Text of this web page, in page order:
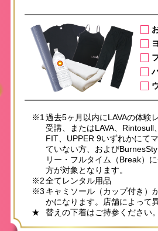
※1過去5ヶ月以内にLAVAの体験
受講、またはLAVA、Rintosull
FIT、UPPER 9いずれかにて
ていない方、および
リー・フルタイム（Break）
方が対象となります。
※2全てレンタル用品
※3 キャミソール（カップ付き）
かになります。店舗によって
★
替えの下着はご持参ください。